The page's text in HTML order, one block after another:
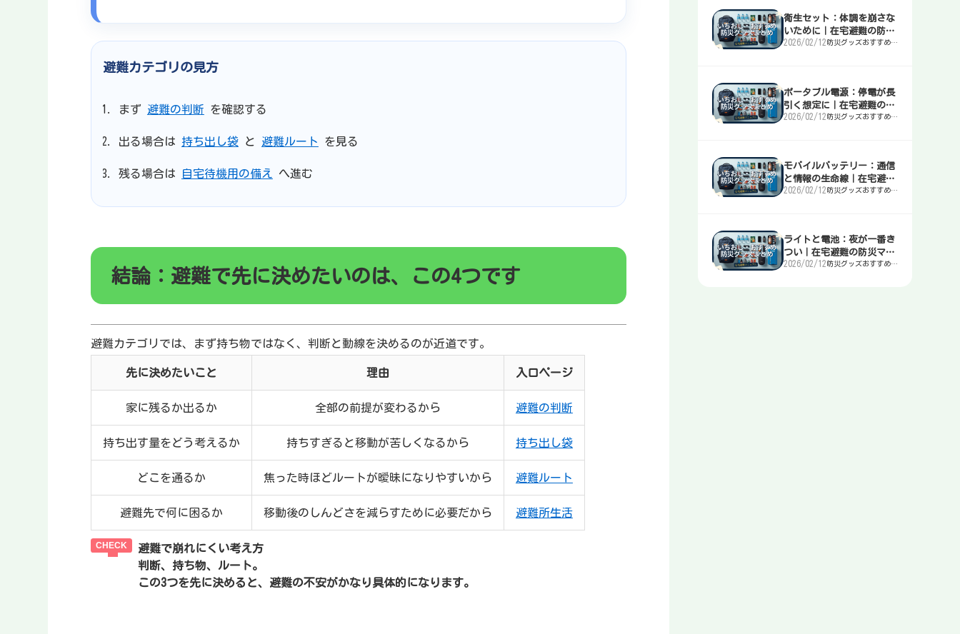
避難カテゴリの見方
まず 避難の判断 を確認する
出る場合は 持ち出し袋と 避難ルート を見る
残る場合は 自宅待機用の備え へ進む
結論：避難で先に決めたいのは、この4つです
避難カテゴリでは、まず持ち物ではなく、判断と動線を決めるのが近道です。
先に決めたいこと 理由 入口ページ
家に残るか出るか 全部の前提が変わるから 避難の判断
持ち出す量をどう考えるか 持ちすぎると移動が苦しくなるから 持ち出し袋
どこを通るか 焦った時ほどルートが曖昧になりやすいから 避難ルート
避難先で何に困るか 移動後のしんどさを減らすために必要だから 避難所生活
避難で崩れにくい考え方
判断、持ち物、ルート。
この3つを先に決めると、避難の不安がかなり具体的になります。
衛生セット：体調を崩さな
いために｜在宅避難の防災
マニュアル
2026/02/12 防災グッズおすすめま
ポータブル電源：停電が長
引く想定に｜在宅避難の防
災マニュアル
2026/02/12 防災グッズおすすめま
モバイルバッテリー：通信
と情報の生命線｜在宅避難
の防災マニュアル
2026/02/12 防災グッズおすすめま
ライトと電池：夜が一番き
つい｜在宅避難の防災マニ
ュアル
2026/02/12 防災グッズおすすめま